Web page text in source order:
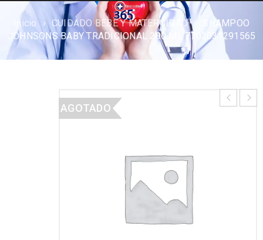
Inicio › CUIDADO BEBE Y MATERNIDAD
SHAMPOO
JOHNSONS BABY TRADICIONAL 200 ML 7702031291565
AGOTADO